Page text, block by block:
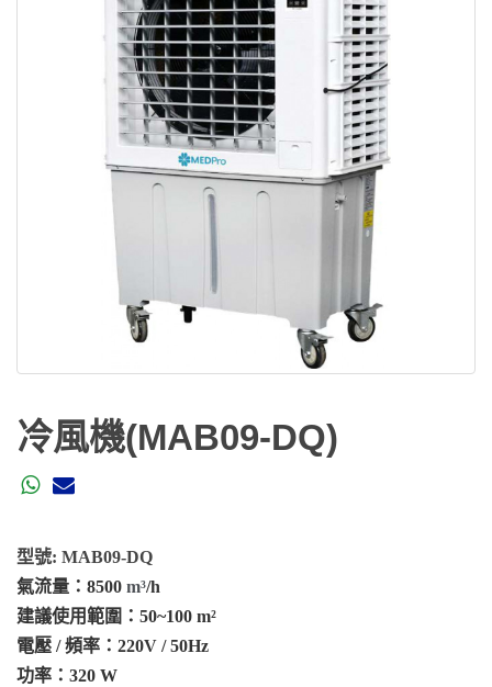
冷風機(MAB09-DQ)
型號: MAB09-DQ
氣流量： 8500 m³/h
建議使用範圍： 50~100 m²
電壓 / 頻率：220V / 50Hz
功率： 320 W